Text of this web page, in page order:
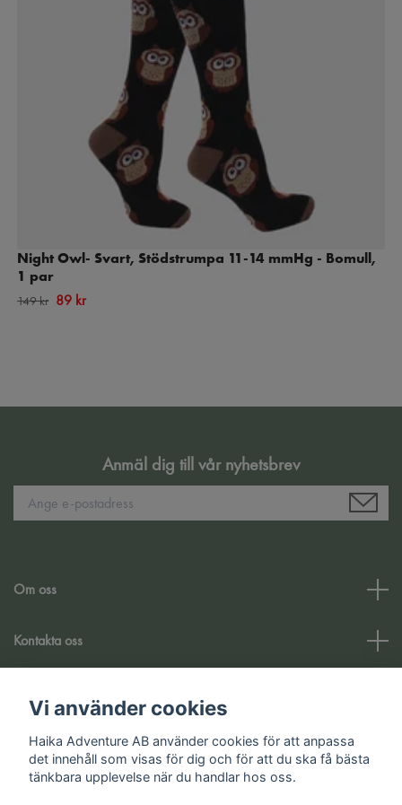
Night Owl- Svart, Stödstrumpa 11-14 mmHg - Bomull,
1 par
149 kr 89 kr
Anmäl dig till vår nyhetsbrev
Om oss
Kontakta oss
Sociala medier
Vi använder cookies
Haika Adventure AB använder cookies för att anpassa
det innehåll som visas för dig och för att du ska få bästa
tänkbara upplevelse när du handlar hos oss.